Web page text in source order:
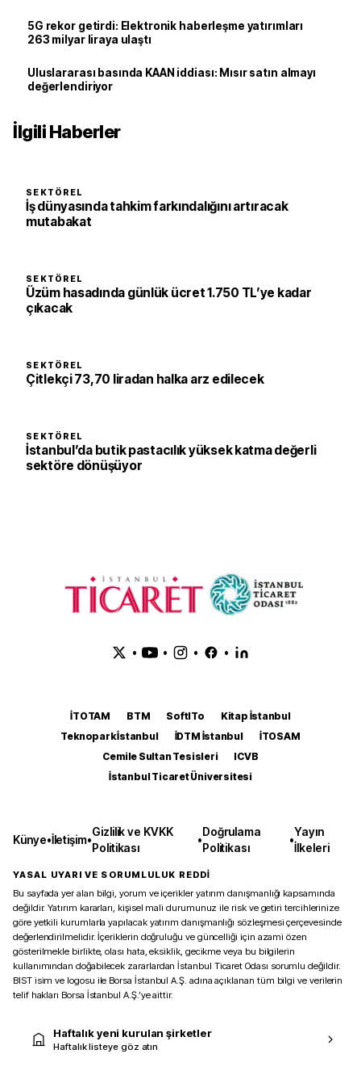
5G rekor getirdi: Elektronik haberleşme yatırımları
263 milyar liraya ulaştı
Uluslararası basında KAAN iddiası: Mısır satın almayı
değerlendiriyor
İlgili Haberler
SEKTÖREL
İş dünyasında tahkim farkındalığını artıracak
mutabakat
SEKTÖREL
Üzüm hasadında günlük ücret 1.750 TL’ye kadar
çıkacak
SEKTÖREL
Çitlekçi 73,70 liradan halka arz edilecek
SEKTÖREL
İstanbul’da butik pastacılık yüksek katma değerli
sektöre dönüşüyor
• • • •
İTOTAM BTM SoftITo
Kitap İstanbul
Teknopark İstanbul
İDTM İstanbul
İTOSAM
Cemile Sultan Tesisleri
ICVB
İstanbul Ticaret Üniversitesi
Künye•İletişim•
Gizlilik ve KVKK
Politikası
•
Doğrulama
Politikası
•
Yayın
İlkeleri
YASAL UYARI VE SORUMLULUK REDDİ
Bu sayfada yer alan bilgi, yorum ve içerikler yatırım danışmanlığı kapsamında
değildir. Yatırım kararları, kişisel mali durumunuz ile risk ve getiri tercihlerinize
göre yetkili kurumlarla yapılacak yatırım danışmanlığı sözleşmesi çerçevesinde
değerlendirilmelidir. İçeriklerin doğruluğu ve güncelliği için azami özen
gösterilmekle birlikte, olası hata, eksiklik, gecikme veya bu bilgilerin
kullanımından doğabilecek zararlardan İstanbul Ticaret Odası sorumlu değildir.
BIST isim ve logosu ile Borsa İstanbul A.Ş. adına açıklanan tüm bilgi ve verilerin
telif hakları Borsa İstanbul A.Ş.’ye aittir.
Haftalık yeni kurulan şirketler
Haftalık listeye göz atın